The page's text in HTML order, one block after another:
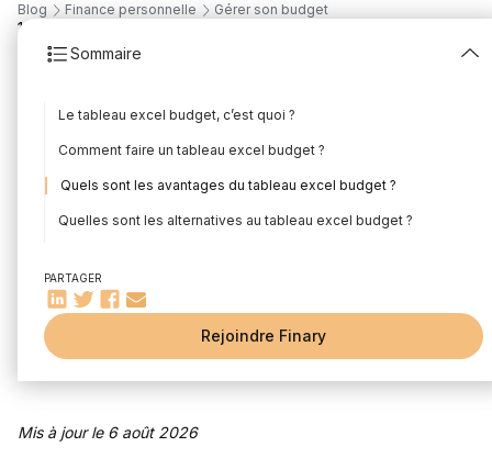
Blog Finance personnelle Gérer son budget
Sommaire
Le tableau excel budget, c’est quoi ?
Comment faire un tableau excel budget ?
Quels sont les avantages du tableau excel budget ?
Quelles sont les alternatives au tableau excel budget ?
Combien coûte un tableau excel budget ?
Comment créer un tableau de compte sur Excel ?
Quelle est la différence entre un tableau Excel budget et un
Quels modèles gratuits de tableau Excel budget
Faut-il préférer Excel ou Google Sheets pour son budget ?
PARTAGER
Rejoindre Finary
18
Avantages &
Inconvénients
Mis à jour le 6 août 2026